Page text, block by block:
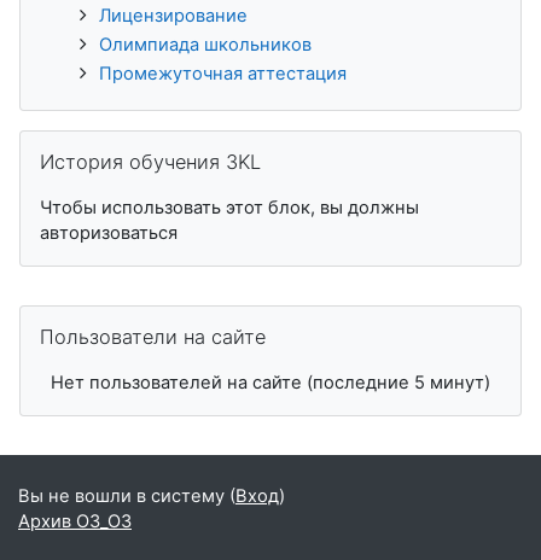
Лицензирование
Олимпиада школьников
Промежуточная аттестация
История обучения 3KL
Чтобы использовать этот блок, вы должны
авторизоваться
Пользователи на сайте
Нет пользователей на сайте (последние 5 минут)
Вы не вошли в систему (Вход)
Архив ОЗ_ОЗ